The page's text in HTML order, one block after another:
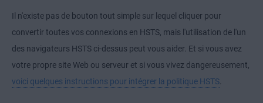
Il n'existe pas de bouton tout simple sur lequel cliquer pour
convertir toutes vos connexions en HSTS, mais l'utilisation de l'un
des navigateurs HSTS ci-dessus peut vous aider. Et si vous avez
votre propre site Web ou serveur et si vous vivez dangereusement,
voici quelques instructions pour intégrer la politique HSTS.